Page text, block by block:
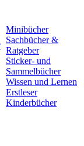
Minibücher
Sachbücher &
Ratgeber
Sticker- und
Sammelbücher
Wissen und Lernen
Erstleser
Kinderbücher